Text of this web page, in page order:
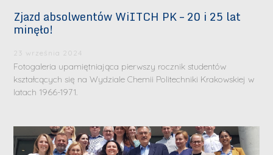
Zjazd absolwentów WiITCH PK – 20 i 25 lat
minęło!
23 września 2024
Fotogaleria upamiętniająca pierwszy rocznik studentów
kształcących się na Wydziale Chemii Politechniki Krakowskiej w
latach 1966-1971.